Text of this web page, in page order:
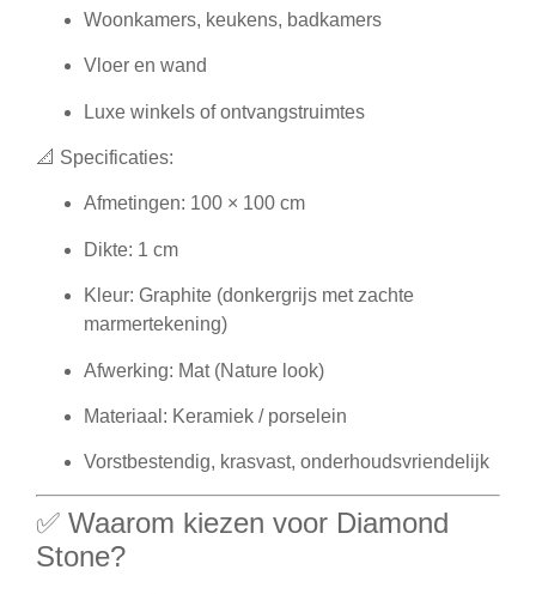
Woonkamers, keukens, badkamers
Vloer en wand
Luxe winkels of ontvangstruimtes
📐 Specificaties:
Afmetingen: 100 × 100 cm
Dikte: 1 cm
Kleur: Graphite (donkergrijs met zachte
marmertekening)
Afwerking: Mat (Nature look)
Materiaal: Keramiek / porselein
Vorstbestendig, krasvast, onderhoudsvriendelijk
✅ Waarom kiezen voor Diamond
Stone?